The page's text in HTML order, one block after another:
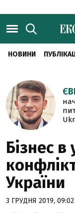
НОВИНИ
Бізнес
України
3 ГРУДНЯ 2019, 09:02